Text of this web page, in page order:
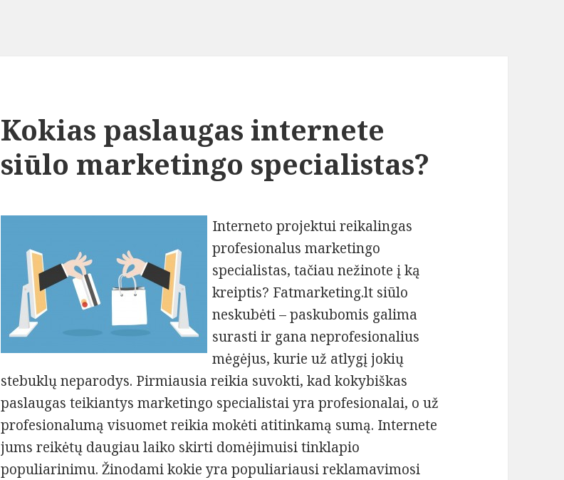
Kokias paslaugas internete
siūlo marketingo specialistas?
Interneto projektui reikalingas
profesionalus marketingo
specialistas, tačiau nežinote į ką
kreiptis? Fatmarketing.lt siūlo
neskubėti – paskubomis galima
surasti ir gana neprofesionalius
mėgėjus, kurie už atlygį jokių
stebuklų neparodys. Pirmiausia reikia suvokti, kad kokybiškas
paslaugas teikiantys marketingo specialistai yra profesionalai, o už
profesionalumą visuomet reikia mokėti atitinkamą sumą. Internete
jums reikėtų daugiau laiko skirti domėjimuisi tinklapio
populiarinimu. Žinodami kokie yra populiariausi reklamavimosi